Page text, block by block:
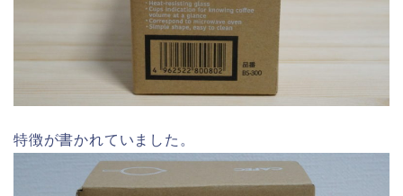
特徴が書かれていました。